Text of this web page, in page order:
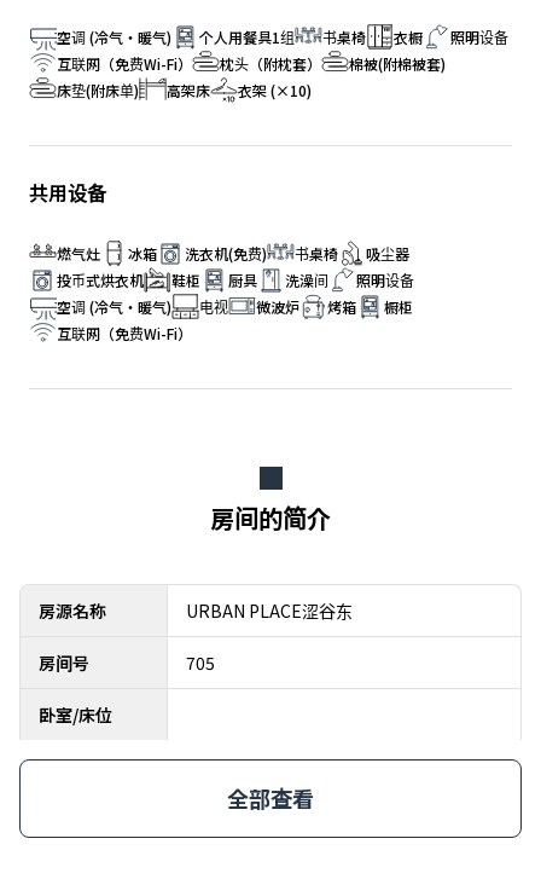
空调 (冷气・暖气) 个人用餐具1组 书桌椅 衣橱
照明设备
互联网（免费Wi-Fi）
枕头（附枕套）
棉被(附棉被套)
床垫(附床单)
高架床 衣架 (×10)
共用设备
燃气灶 冰箱 洗衣机(免费) 书桌椅
吸尘器
投币式烘衣机
鞋柜 厨具 洗澡间
照明设备
空调 (冷气・暖气)
电视 微波炉 烤箱
橱柜
互联网（免费Wi-Fi）
房间的简介
房源名称 URBAN PLACE涩谷东
房间号 705
卧室/床位
全部查看